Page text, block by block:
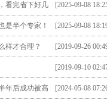
[2025-09-08
看完省下好几
[2025-09-08
是半个专家！
[2019-09-26
样才合理？
[2019-09-10
[2024-05-08
年后成功被高